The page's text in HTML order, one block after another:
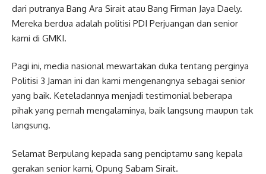
dari putranya Bang Ara Sirait atau Bang Firman Jaya Daely.
Mereka berdua adalah politisi PDI Perjuangan dan senior
kami di GMKI.
Pagi ini, media nasional mewartakan duka tentang perginya
Politisi 3 Jaman ini dan kami mengenangnya sebagai senior
yang baik. Keteladannya menjadi testimonial beberapa
pihak yang pernah mengalaminya, baik langsung maupun tak
langsung.
Selamat Berpulang kepada sang penciptamu sang kepala
gerakan senior kami, Opung Sabam Sirait.